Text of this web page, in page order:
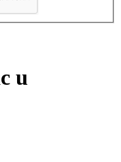
u